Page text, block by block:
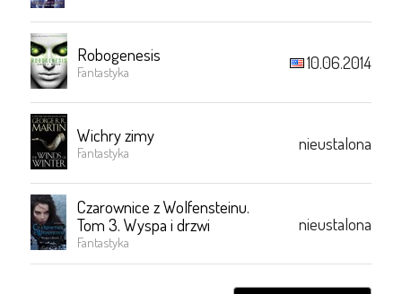
Robogenesis
Fantastyka 10.06.2014
Wichry zimy
Fantastyka nieustalona
Czarownice z Wolfensteinu.
Tom 3. Wyspa i drzwi
Fantastyka
nieustalona